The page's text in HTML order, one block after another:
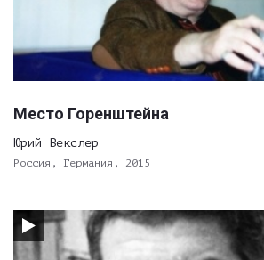
Место Горенштейна
Юрий Векслер
Россия, Германия, 2015